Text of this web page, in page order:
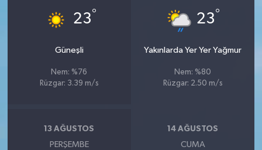
23°
Güneşli
Nem: %76
Rüzgar: 3.39 m/s
23°
Yakınlarda Yer Yer Yağmur
Nem: %80
Rüzgar: 2.50 m/s
13 AĞUSTOS
PERŞEMBE
14 AĞUSTOS
CUMA